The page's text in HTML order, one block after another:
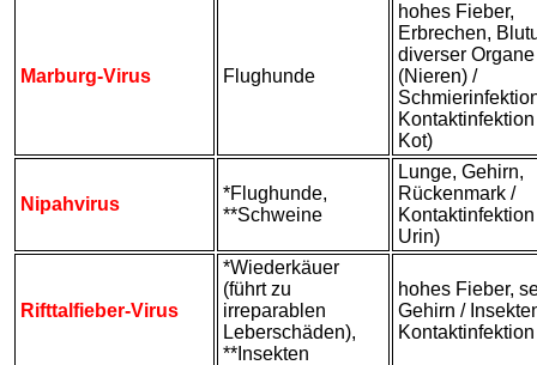
Marburg-Virus Flughunde
hohes Fieber,
Erbrechen,
diverser Organe
(Nieren) /
Kot)
Nipahvirus
*Flughunde,
**Schweine
Lunge, Gehirn,
Rückenmark /
Urin)
Rifttalfieber-Virus
*Wiederkäuer
(führt zu
irreparablen
Leberschäden),
**Insekten
hohes Fieber,
Gehirn /
Kontaktinfektion